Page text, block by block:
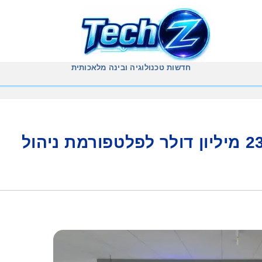
חדשות טכנולוגיה ובינה מלאכותית
הסטארטאפ Firefly גייס 23 מיליון דולר לפלטפורמת ניהול